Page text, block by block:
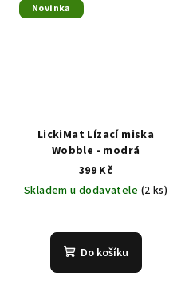
Novinka
LickiMat Lízací miska
Wobble - modrá
399 Kč
Skladem u dodavatele (2 ks)
Do košíku